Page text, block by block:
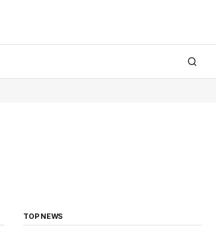
TOP NEWS